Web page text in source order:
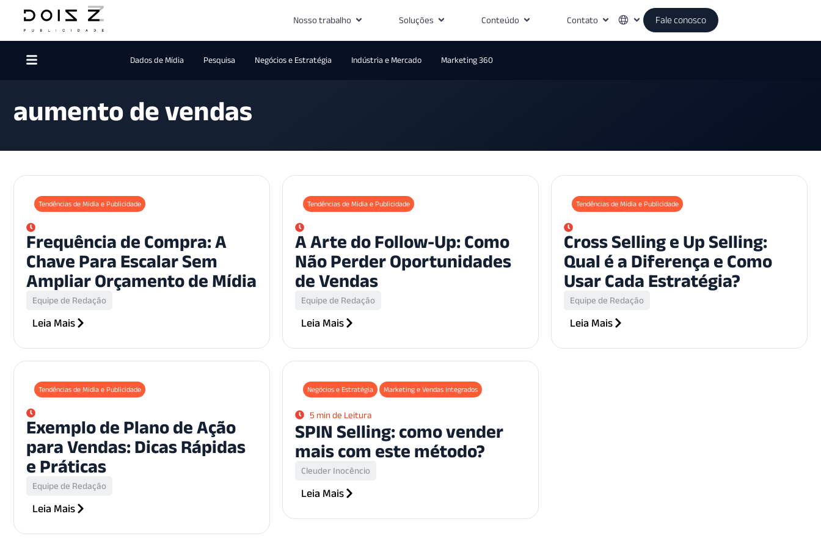
Nosso trabalho Soluções Conteúdo Contato Fale conosco
Dados de Mídia Pesquisa Negócios e Estratégia Indústria e Mercado Marketing 360
aumento de vendas
Tendências de Mídia e Publicidade
Frequência de Compra: A
Chave Para Escalar Sem
Ampliar Orçamento de Mídia
Equipe de Redação
Leia Mais
Tendências de Mídia e Publicidade
A Arte do Follow-Up: Como
Não Perder Oportunidades
de Vendas
Equipe de Redação
Leia Mais
Tendências de Mídia e Publicidade
Cross Selling e Up Selling:
Qual é a Diferença e Como
Usar Cada Estratégia?
Equipe de Redação
Leia Mais
Tendências de Mídia e Publicidade
Exemplo de Plano de Ação
para Vendas: Dicas Rápidas
e Práticas
Equipe de Redação
Leia Mais
Negócios e Estratégia Marketing e Vendas Integrados
5 min de Leitura
SPIN Selling: como vender
mais com este método?
Cleuder Inocêncio
Leia Mais